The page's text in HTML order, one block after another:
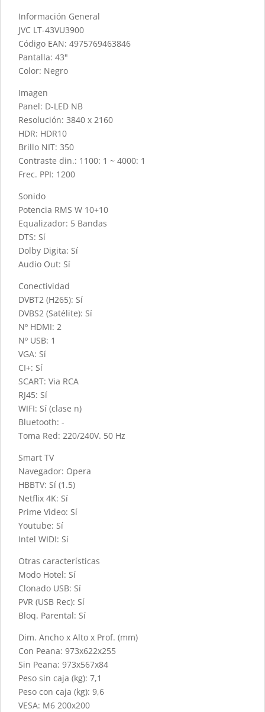
Información General
JVC LT-43VU3900
Código EAN: 4975769463846
Pantalla: 43"
Color: Negro
Imagen
Panel: D-LED NB
Resolución: 3840 x 2160
HDR: HDR10
Brillo NIT: 350
Contraste din.: 1100: 1 ~ 4000: 1
Frec. PPI: 1200
Sonido
Potencia RMS W 10+10
Equalizador: 5 Bandas
DTS: Sí
Dolby Digita: Sí
Audio Out: Sí
Conectividad
DVBT2 (H265): Sí
DVBS2 (Satélite): Sí
Nº HDMI: 2
Nº USB: 1
VGA: Sí
CI+: Sí
SCART: Via RCA
RJ45: Sí
WIFI: Sí (clase n)
Bluetooth: -
Toma Red: 220/240V. 50 Hz
Smart TV
Navegador: Opera
HBBTV: Sí (1.5)
Netflix 4K: Sí
Prime Video: Sí
Youtube: Sí
Intel WIDI: Sí
Otras características
Modo Hotel: Sí
Clonado USB: Sí
PVR (USB Rec): Sí
Bloq. Parental: Sí
Dim. Ancho x Alto x Prof. (mm)
Con Peana: 973x622x255
Sin Peana: 973x567x84
Peso sin caja (kg): 7,1
Peso con caja (kg): 9,6
VESA: M6 200x200